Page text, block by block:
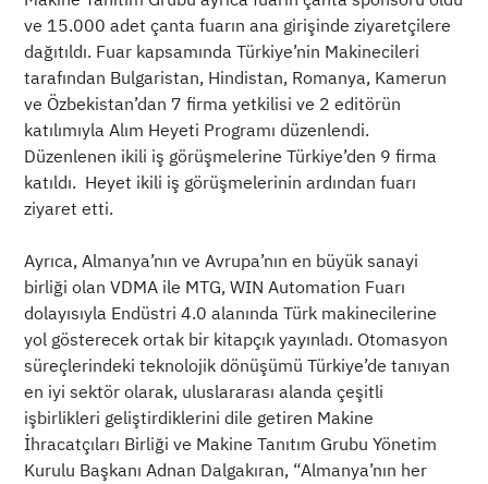
ve 15.000 adet çanta fuarın ana girişinde ziyaretçilere
dağıtıldı. Fuar kapsamında Türkiye’nin Makinecileri
tarafından Bulgaristan, Hindistan, Romanya, Kamerun
ve Özbekistan’dan 7 firma yetkilisi ve 2 editörün
katılımıyla Alım Heyeti Programı düzenlendi.
Düzenlenen ikili iş görüşmelerine Türkiye’den 9 firma
katıldı. Heyet ikili iş görüşmelerinin ardından fuarı
ziyaret etti.
Ayrıca, Almanya’nın ve Avrupa’nın en büyük sanayi
birliği olan VDMA ile MTG, WIN Automation Fuarı
dolayısıyla Endüstri 4.0 alanında Türk makinecilerine
yol gösterecek ortak bir kitapçık yayınladı. Otomasyon
süreçlerindeki teknolojik dönüşümü Türkiye’de tanıyan
en iyi sektör olarak, uluslararası alanda çeşitli
işbirlikleri geliştirdiklerini dile getiren Makine
İhracatçıları Birliği ve Makine Tanıtım Grubu Yönetim
Kurulu Başkanı Adnan Dalgakıran, “Almanya’nın her